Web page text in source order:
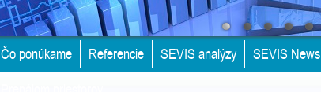
Čo ponúkame Referencie SEVIS analýzy SEVIS News